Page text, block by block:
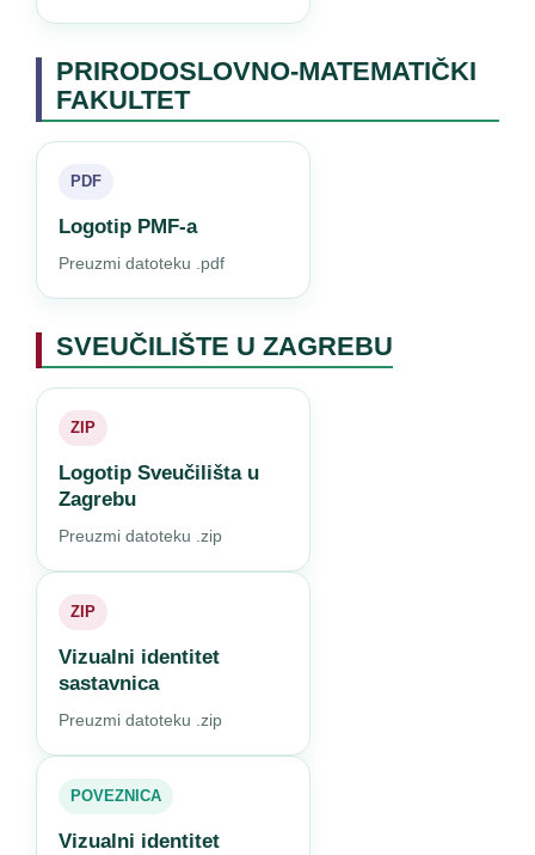
PRIRODOSLOVNO-MATEMATIČKI
FAKULTET
PDF
Logotip PMF-a
Preuzmi datoteku .pdf
SVEUČILIŠTE U ZAGREBU
ZIP
Logotip Sveučilišta u
Zagrebu
Preuzmi datoteku .zip
ZIP
Vizualni identitet
sastavnica
Preuzmi datoteku .zip
POVEZNICA
Vizualni identitet